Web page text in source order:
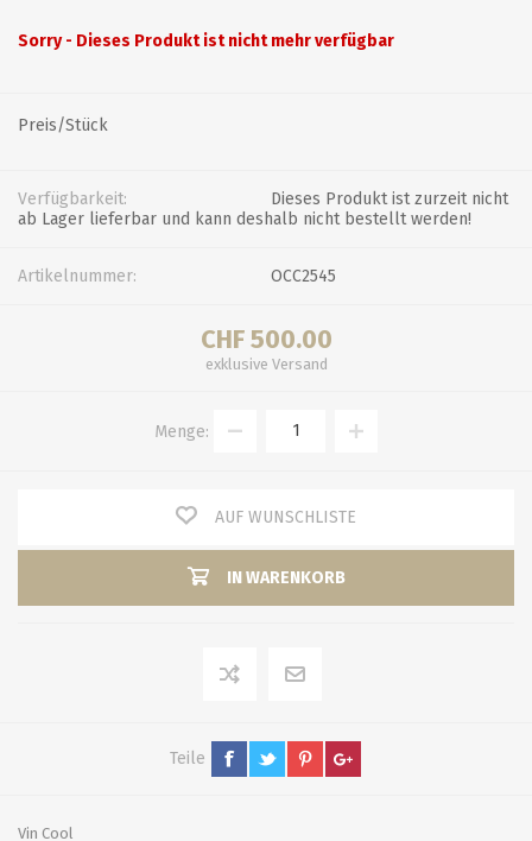
Sorry - Dieses Produkt ist nicht mehr verfügbar
Preis/Stück
Verfügbarkeit:
Dieses Produkt ist zurzeit nicht
ab Lager lieferbar und kann deshalb nicht bestellt werden!
Artikelnummer: OCC2545
CHF 500.00
exklusive Versand
Menge:
AUF WUNSCHLISTE
IN WARENKORB
Teile
Vin Cool